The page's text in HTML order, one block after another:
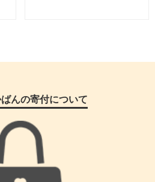
んの寄付について